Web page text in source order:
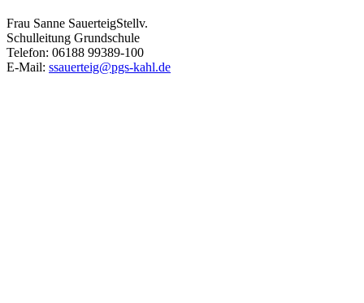
Frau Sanne SauerteigStellv.
Schulleitung Grundschule
Telefon: 06188 99389-100
E-Mail: ssauerteig@pgs-kahl.de